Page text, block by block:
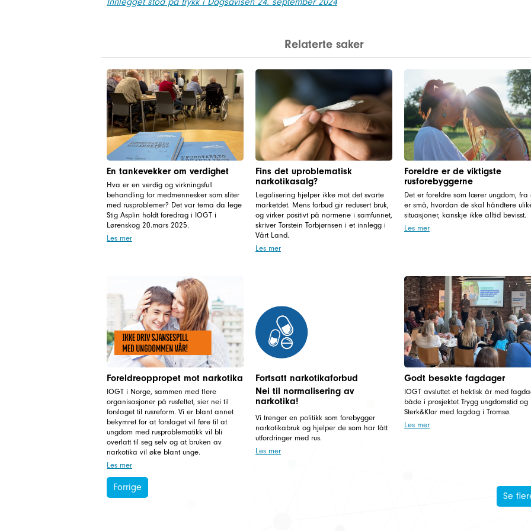
Relaterte saker
En tankevekker om verdighet
Hva er en verdig og virkningsfull
behandling for medmennesker som sliter
med rusproblemer? Det var tema da lege
Stig Asplin holdt foredrag i IOGT i
Lørenskog 20.mars 2025.
Les mer
Fins det uproblematisk
narkotikasalg?
Legalisering hjelper ikke mot det svarte
marketdet. Mens forbud gir redusert bruk,
og virker positivt på normene i samfunnet,
skriver Torstein Torbjørnsen i et innlegg i
Vårt Land.
Les mer
Foreldre er de viktigste
rusforebyggerne
Det er foreldre som lærer ungdom, fra
er små, hvordan de skal håndtere
situasjoner, kanskje ikke alltid bevisst.
Les mer
Foreldreoppropet mot narkotika
IOGT i Norge, sammen med flere
organisasjoner på rusfeltet, sier nei til
forslaget til rusreform. Vi er blant annet
bekymret for at forslaget vil føre til at
ungdom med rusproblematikk vil bli
overlatt til seg selv og at bruken av
narkotika vil øke blant unge.
Les mer
Fortsatt narkotikaforbud
Nei til normalisering av
narkotika!
Vi trenger en politikk som forebygger
narkotikabruk og hjelper de som har fått
utfordringer med rus.
Les mer
Godt besøkte fagdager
IOGT avsluttet et hektisk år med
både i prosjektet Trygg ungdomstid og
Sterk&Klar med fagdag i Tromsø.
Les mer
Forrige
Se